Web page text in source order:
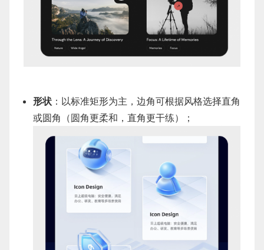
形状 ：以标准矩形为主，边角可根据风格选择直角
或圆角（圆角更柔和，直角更干练）；